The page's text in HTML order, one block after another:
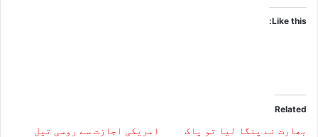
Like this:
Related
بھارت نے پنگا لیا تو پاک
امریکی اجازت سے روسی تیل